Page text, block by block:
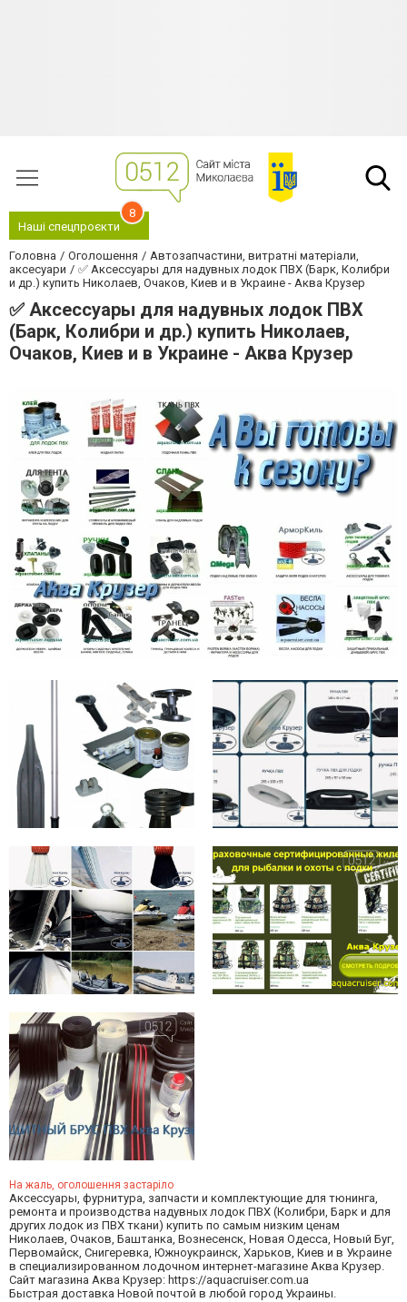
Наші спецпроєкти
8
Головна Оголошення
Автозапчастини, витратні матеріали,
аксесуари
✅ Аксессуары для надувных лодок ПВХ (Барк, Колибри
и др.) купить Николаев, Очаков, Киев и в Украине - Аква Крузер
✅ Аксессуары для надувных лодок ПВХ
(Барк, Колибри и др.) купить Николаев,
Очаков, Киев и в Украине - Аква Крузер
На жаль, оголошення застаріло
Аксессуары, фурнитура, запчасти и комплектующие для тюнинга,
ремонта и производства надувных лодок ПВХ (Колибри, Барк и для
других лодок из ПВХ ткани) купить по самым низким ценам
Николаев, Очаков, Баштанка, Вознесенск, Новая Одесса, Новый Буг,
Первомайск, Снигеревка, Южноукраинск, Харьков, Киев и в Украине
в специализированном лодочном интернет-магазине Аква Крузер.
Сайт магазина Аква Крузер: https://aquacruiser.com.ua
Быстрая доставка Новой почтой в любой город Украины.